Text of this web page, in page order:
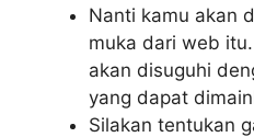
Nanti kamu akan
muka dari web
akan disuguhi
yang dapat
Silakan tentukan